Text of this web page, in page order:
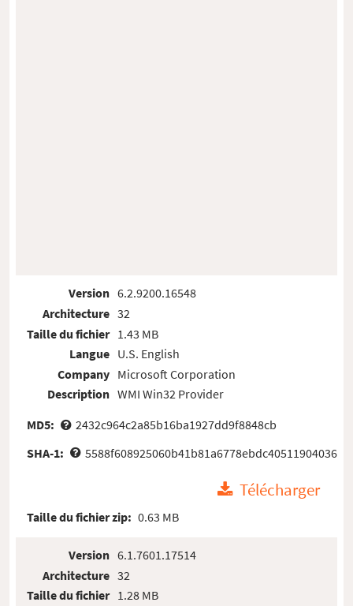
Version
Architecture
Taille du fichier
Langue
Company
Description
6.2.9200.16548
32
1.43 MB
U.S. English
Microsoft Corporation
WMI Win32 Provider
MD5:
2432c964c2a85b16ba1927dd9f8848cb
SHA-1:
5588f608925060b41b81a6778ebdc40511904036
Télécharger
Taille du fichier zip: 0.63 MB
Version
Architecture
Taille du fichier
6.1.7601.17514
32
1.28 MB